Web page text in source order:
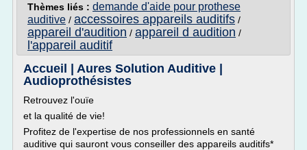
Thèmes liés : demande d'aide pour prothese
auditive / accessoires appareils auditifs /
appareil d'audition / appareil d audition /
l'appareil auditif
Accueil | Aures Solution Auditive |
Audioprothésistes
Retrouvez l'ouïe
et la qualité de vie!
Profitez de l'expertise de nos professionnels en santé
auditive qui sauront vous conseiller des appareils auditifs*